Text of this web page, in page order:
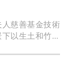
慈善基金技術
以生土和竹子